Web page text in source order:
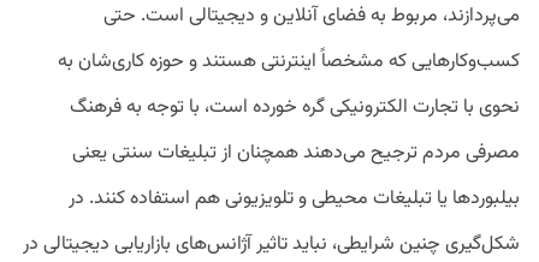
می‌پردازند، مربوط به فضای آنلاین و دیجیتالی است. حتی
کسب‌وکارهایی که مشخصاً اینترنتی هستند و حوزه کاری‌شان به
نحوی با تجارت الکترونیکی گره‌ خورده است، با توجه به فرهنگ
مصرفی مردم ترجیح می‌دهند همچنان از تبلیغات سنتی یعنی
بیلبوردها یا تبلیغات محیطی و تلویزیونی هم استفاده کنند. در
شکل‌گیری چنین شرایطی، نباید تاثیر آژانس‌های بازاریابی دیجیتالی در